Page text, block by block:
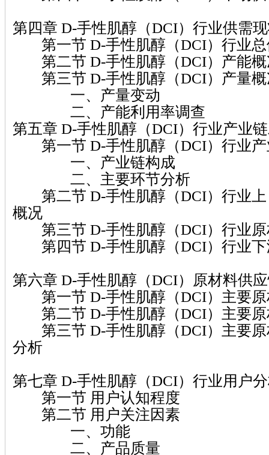
第四章 D-手性肌醇（DCI）行业供需
第一节 D-手性肌醇（DCI）行业总
第二节 D-手性肌醇（DCI）产能概
第三节 D-手性肌醇（DCI）产量概
一、产量变动
二、产能利用率调查
第五章 D-手性肌醇（DCI）行业产业
第一节 D-手性肌醇（DCI）行业产
一、产业链构成
二、主要环节分析
第二节 D-手性肌醇（DCI）行业上
概况
第三节 D-手性肌醇（DCI）行业原
第四节 D-手性肌醇（DCI）行业下
第六章 D-手性肌醇（DCI）原材料供
第一节 D-手性肌醇（DCI）主要原
第二节 D-手性肌醇（DCI）主要原
第三节 D-手性肌醇（DCI）主要原
分析
第七章 D-手性肌醇（DCI）行业用户
第一节 用户认知程度
第二节 用户关注因素
一、功能
二、产品质量